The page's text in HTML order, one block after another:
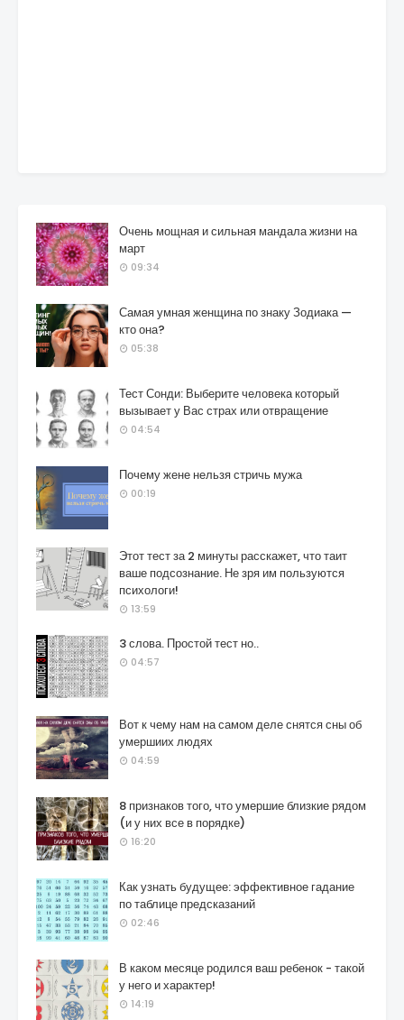
Очень мощная и сильная мандала жизни на
март
09:34
Самая умная женщина по знаку Зодиака —
кто она?
05:38
Тест Сонди: Выберите человека который
вызывает у Вас страх или отвращение
04:54
Почему жене нельзя стричь мужа
00:19
Этот тест за 2 минуты расскажет, что таит
ваше подсознание. Не зря им пользуются
психологи!
13:59
3 слова. Простой тест но..
04:57
Вот к чему нам на самом деле снятся сны об
умершиих людях
04:59
8 признаков того, что умершие близкие рядом
(и у них все в порядке)
16:20
Как узнать будущее: эффективное гадание
по таблице предсказаний
02:46
В каком месяце родился ваш ребенок - такой
у него и характер!
14:19